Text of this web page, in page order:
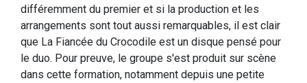
différemment du premier et si la production et les
arrangements sont tout aussi remarquables, il est clair
que La Fiancée du Crocodile est un disque pensé pour
le duo. Pour preuve, le groupe s'est produit sur scène
dans cette formation, notamment depuis une petite